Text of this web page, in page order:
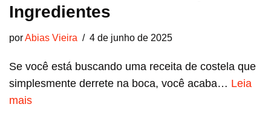
Ingredientes
porAbias Vieira 4 de junho de 2025
Se você está buscando uma receita de costela que
simplesmente derrete na boca, você acaba… Leia
mais